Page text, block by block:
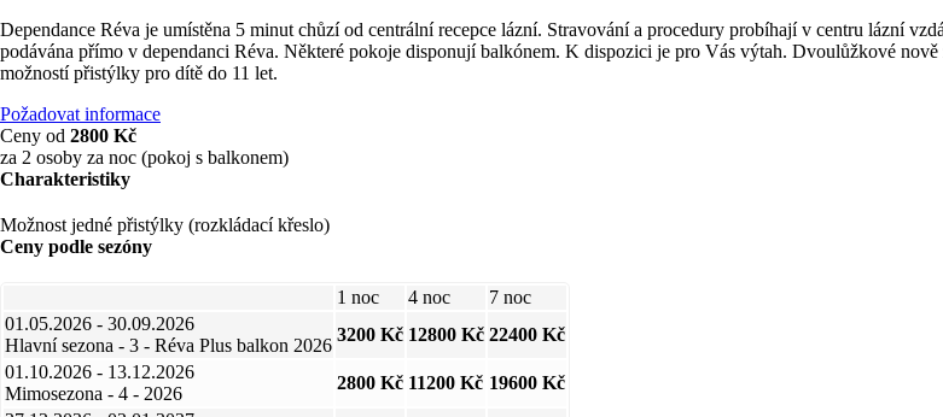
Dependance Réva je umístěna 5 minut chůzí od centrální recepce lázní. Stravování a procedury probíhají v centru lázní
podávána přímo v dependanci Réva. Některé pokoje disponují balkónem. K dispozici je pro Vás výtah. Dvoulůžkové
možností přistýlky pro dítě do 11 let.
Požadovat informace
Ceny od 2800 Kč
za 2 osoby za noc (pokoj s balkonem)
Charakteristiky
Možnost jedné přistýlky (rozkládací křeslo)
Ceny podle sezóny
1 noc 4 noc
7 noc
01.05.2026 - 30.09.2026
Hlavní sezona - 3 - Réva Plus balkon 2026
3200 Kč 12800 Kč 22400 Kč
01.10.2026 - 13.12.2026
Mimosezona - 4 - 2026
2800 Kč 11200 Kč 19600 Kč